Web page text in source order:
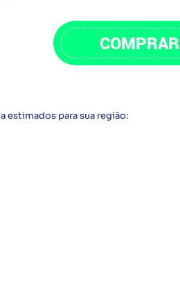
COMPRAR
estimados para sua região: